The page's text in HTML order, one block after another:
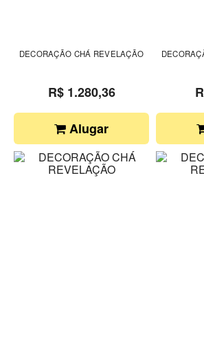
DECORAÇÃO CHÁ REVELAÇÃO
R$ 1.280,36
Alugar